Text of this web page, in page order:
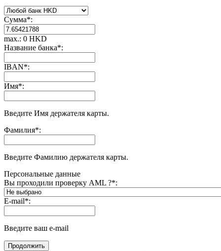
Сумма*:
max.: 0 HKD
Название банка*:
IBAN*:
Имя*:
Введите Имя держателя карты.
Фамилия*:
Введите Фамилию держателя карты.
Персональные данные
Вы проходили проверку AML ?*:
E-mail*:
Введите ваш e-mail